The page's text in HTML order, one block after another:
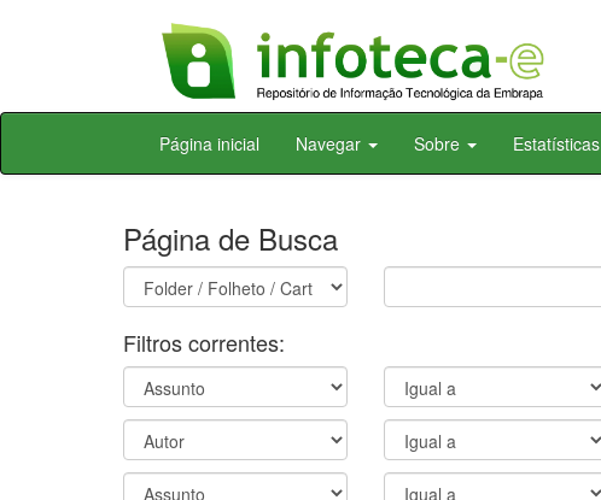
Skip
Página inicial Navegar Sobre Estatísticas
Página de Busca
Filtros correntes: